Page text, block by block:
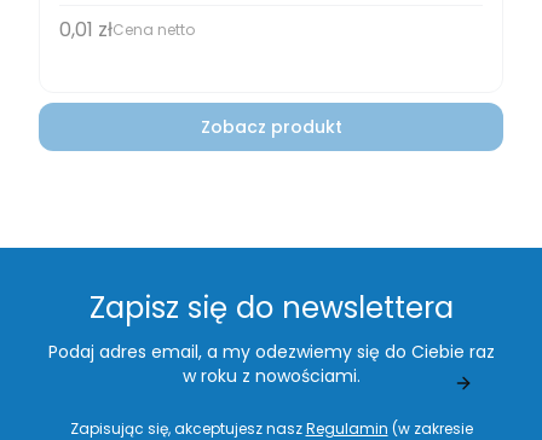
Cena
0,01 złCena netto
Zobacz produkt
Zapisz się do newslettera
Podaj adres email, a my odezwiemy się do Ciebie raz
w roku z nowościami.
Zapisując się, akceptujesz naszRegulamin (w zakresie